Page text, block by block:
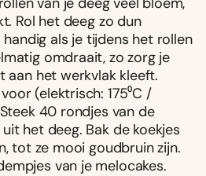
Rol het deeg zo dun
als je tijdens het rollen
omdraait, zo zorg je
aan het werkvlak kleeft.
(elektrisch: 175⁰C /
40 rondjes van de
het deeg. Bak de koekjes
tot ze mooi goudbruin zijn.
van je melocakes.